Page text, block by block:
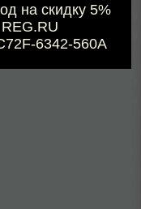
на скидку 5%
REG.RU
6342-560A